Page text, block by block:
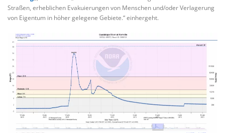
Straßen, erheblichen Evakuierungen von Menschen und/oder Verlagerung
von Eigentum in höher gelegene Gebiete.“ einhergeht.